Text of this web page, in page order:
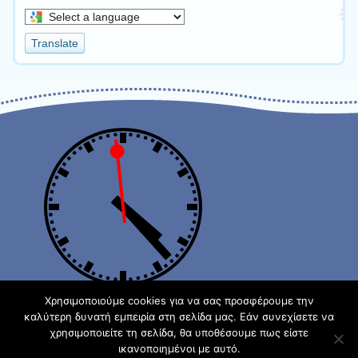
Select
a
language
to
this
Translate
Φιλοξενείται στο https://blogs.sch.gr| Θέμα:Cute Frames
Χρησιμοποιούμε cookies για να σας προσφέρουμε την
καλύτερη δυνατή εμπειρία στη σελίδα μας. Εάν συνεχίσετε να
χρησιμοποιείτε τη σελίδα, θα υποθέσουμε πως είστε
ικανοποιημένοι με αυτό.